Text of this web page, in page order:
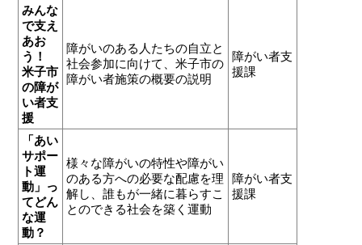
みんな
で支え
あお
う！
米子市
の障が
い者支
援
障がいのある人たちの自立と
社会参加に向けて、米子市の
障がい者施策の概要の説明
障がい者支
援課
「あい
サポー
ト運
動」っ
てどん
な運
動？
様々な障がいの特性や障がい
のある方への必要な配慮を理
解し、誰もが一緒に暮らすこ
とのできる社会を築く運動
障がい者支
援課